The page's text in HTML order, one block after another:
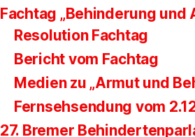
Fachtag „Behinderung und
Resolution Fachtag
Bericht vom Fachtag
Medien zu „Armut und
Fernsehsendung vom
27. Bremer